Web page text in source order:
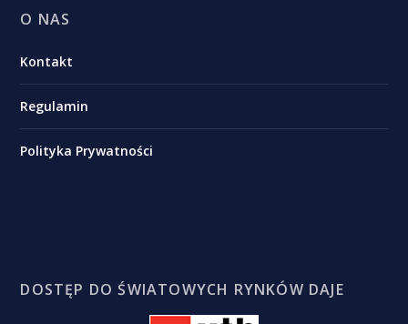
O NAS
Kontakt
Regulamin
Polityka Prywatności
DOSTĘP DO ŚWIATOWYCH RYNKÓW DAJE